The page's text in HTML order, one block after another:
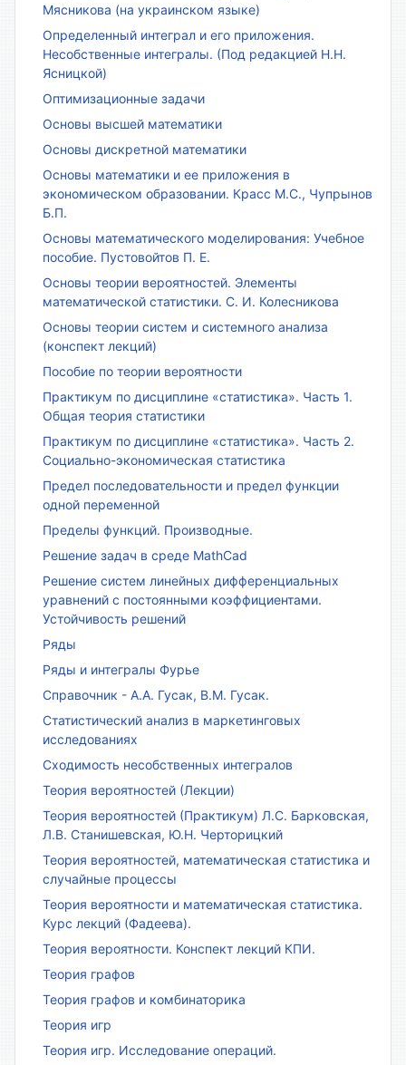
Мясникова (на украинском языке)
Определенный интеграл и его приложения.
Несобственные интегралы. (Под редакцией Н.Н.
Ясницкой)
Оптимизационные задачи
Основы высшей математики
Основы дискретной математики
Основы математики и ее приложения в
экономическом образовании. Красс М.С., Чупрынов
Б.П.
Основы математического моделирования: Учебное
пособие. Пустовойтов П. Е.
Основы теории вероятностей. Элементы
математической статистики. С. И. Колесникова
Основы теории систем и системного анализа
(конспект лекций)
Пособие по теории вероятности
Практикум по дисциплине «статистика». Часть 1.
Общая теория статистики
Практикум по дисциплине «статистика». Часть 2.
Социально-экономическая статистика
Предел последовательности и предел функции
одной переменной
Пределы функций. Производные.
Решение задач в среде MathCad
Решение систем линейных дифференциальных
уравнений с постоянными коэффициентами.
Устойчивость решений
Ряды
Ряды и интегралы Фурье
Справочник - А.А. Гусак, В.М. Гусак.
Статистический анализ в маркетинговых
исследованиях
Сходимость несобственных интегралов
Теория вероятностей (Лекции)
Теория вероятностей (Практикум) Л.С. Барковская,
Л.В. Станишевская, Ю.Н. Черторицкий
Теория вероятностей, математическая статистика и
случайные процессы
Теория вероятности и математическая статистика.
Курс лекций (Фадеева).
Теория вероятности. Конспект лекций КПИ.
Теория графов
Теория графов и комбинаторика
Теория игр
Теория игр. Исследование операций.